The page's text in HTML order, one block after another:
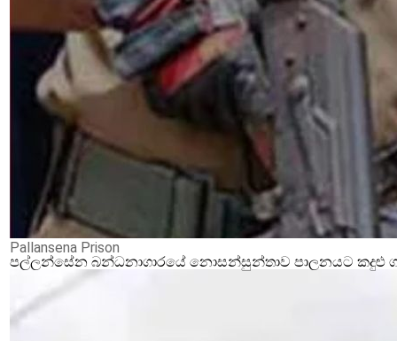
Pallansena Prison
පල්ලන්සේන බන්ධනාගාරයේ නොසන්සුන්තාව පාලනයට කදුළු